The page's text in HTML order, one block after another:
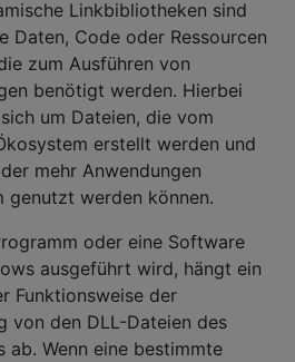
Linkbibliotheken sind
Daten, Code oder Ressourcen
zum Ausführen von
benötigt werden. Hierbei
um Dateien, die vom
erstellt werden und
mehr Anwendungen
genutzt werden können.
oder eine Software
ausgeführt wird, hängt ein
Funktionsweise der
von den DLL-Dateien des
ab. Wenn eine bestimmte